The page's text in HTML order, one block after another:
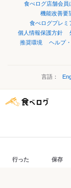
食べログ店舗会員
機能改善要
食べログプレミ
個人情報保護方針
推奨環境
ヘルプ
言語：
行った 保存